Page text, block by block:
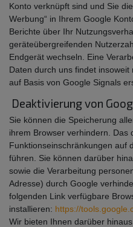
Konto verknüpft sind und Sie
Werbung“ in Ihrem Google
Berichte über Ihr
geräteübergreifenden
Endgerät wechseln. Eine
Daten durch uns findet
auf Basis von Google Signals
Deaktivierung von
Sie können die Speicherung
ihrem Browser verhindern. Das
Funktionseinschränkungen auf
führen. Sie können darüber
sowie die Verarbeitung
Adresse) durch Google
folgenden Link verfügbare
installieren: https://
Wir bieten Ihnen darüber